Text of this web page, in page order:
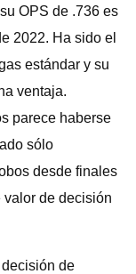
OPS de .736 es
2022. Ha sido el
estándar y su
ventaja.
parece haberse
sólo
desde finales
de decisión
de